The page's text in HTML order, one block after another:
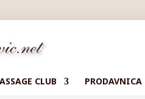
CLUB PRODAVNICA